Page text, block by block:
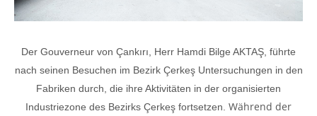
Der Gouverneur von Çankırı, Herr Hamdi Bilge AKTAŞ, führte
nach seinen Besuchen im Bezirk Çerkeş Untersuchungen in den
Fabriken durch, die ihre Aktivitäten in der organisierten
Industriezone des Bezirks Çerkeş fortsetzen. Während der